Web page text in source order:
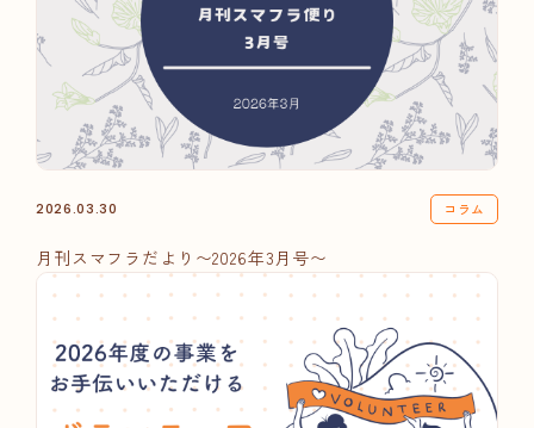
2026.03.30 コラム
月刊スマフラだより〜2026年3月号〜